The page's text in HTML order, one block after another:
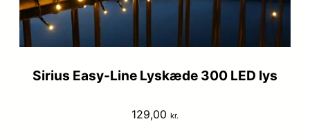
Sirius Easy-Line Lyskæde 300 LED lys
129,00 kr.